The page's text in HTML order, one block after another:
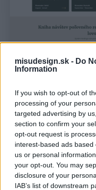
misudesign.sk - Do
Information
If you wish to opt-out of
processing of your
targeted advertising by
section to confirm your
opt-out request is
interest-based ads
us or personal
your opt-out. You may
disclosure of your
IAB’s list of downstream